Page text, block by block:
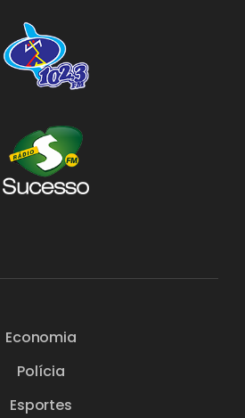
Economia
Polícia
Esportes